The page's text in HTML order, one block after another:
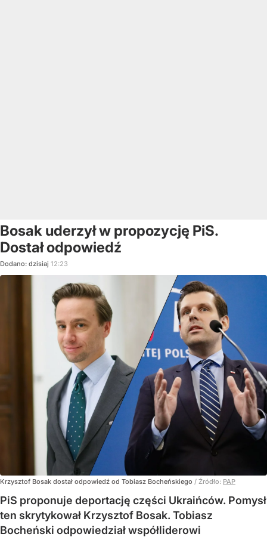
Bosak uderzył w propozycję PiS.
Dostał odpowiedź
Dodano: dzisiaj 12:23
Krzysztof Bosak dostał odpowiedź od Tobiasz Bocheńskiego / Źródło: PAP
PiS proponuje deportację części Ukraińców. Pomysł
ten skrytykował Krzysztof Bosak. Tobiasz
Bocheński odpowiedział współliderowi